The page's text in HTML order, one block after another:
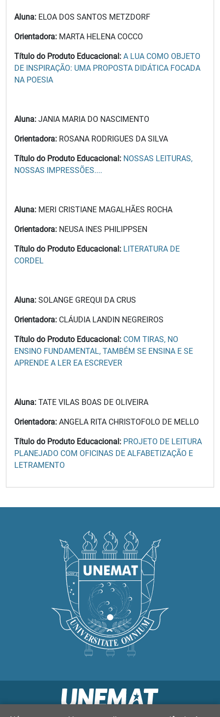
Aluna: ELOA DOS SANTOS METZDORF
Orientadora: MARTA HELENA COCCO
Título do Produto Educacional: A LUA COMO OBJETO
DE INSPIRAÇÃO: UMA PROPOSTA DIDÁTICA FOCADA
NA POESIA
Aluna: JANIA MARIA DO NASCIMENTO
Orientadora: ROSANA RODRIGUES DA SILVA
Título do Produto Educacional: NOSSAS LEITURAS,
NOSSAS IMPRESSÕES....
Aluna: MERI CRISTIANE MAGALHÃES ROCHA
Orientadora: NEUSA INES PHILIPPSEN
Título do Produto Educacional: LITERATURA DE
CORDEL
Aluna: SOLANGE GREQUI DA CRUS
Orientadora: CLÁUDIA LANDIN NEGREIROS
Título do Produto Educacional: COM TIRAS, NO
ENSINO FUNDAMENTAL, TAMBÉM SE ENSINA E SE
APRENDE A LER EA ESCREVER
Aluna: TATE VILAS BOAS DE OLIVEIRA
Orientadora: ANGELA RITA CHRISTOFOLO DE MELLO
Título do Produto Educacional: PROJETO DE LEITURA
PLANEJADO COM OFICINAS DE ALFABETIZAÇÃO E
LETRAMENTO